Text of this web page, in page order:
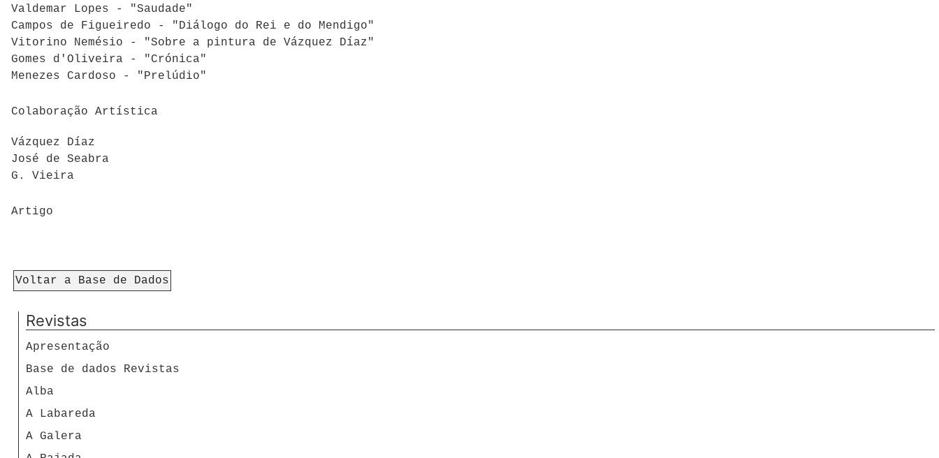
Valdemar Lopes - "Saudade"
Campos de Figueiredo - "Diálogo do Rei e do Mendigo"
Vitorino Nemésio - "Sobre a pintura de Vázquez Díaz"
Gomes d'Oliveira - "Crónica"
Menezes Cardoso - "Prelúdio"
Colaboração Artística
Vázquez Díaz
José de Seabra
G. Vieira
Artigo
Voltar a Base de Dados
Revistas
Apresentação
Base de dados Revistas
Alba
A Labareda
A Galera